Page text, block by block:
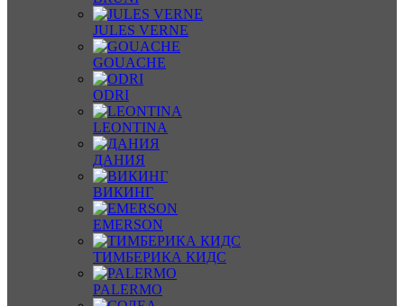
JULES VERNE
GOUACHE
ODRI
LEONTINA
ДАНИЯ
ВИКИНГ
EMERSON
ТИМБЕРИКА КИДС
PALERMO